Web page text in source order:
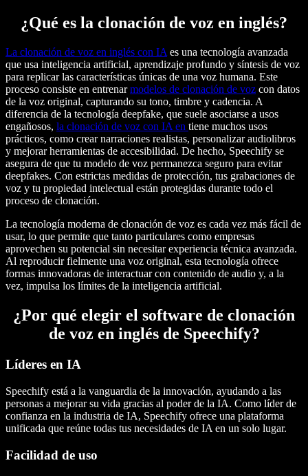
¿Qué es la clonación de voz en inglés?
La clonación de voz en inglés con IA es una tecnología avanzada
que usa inteligencia artificial, aprendizaje profundo y síntesis de voz
para replicar las características únicas de una voz humana. Este
proceso consiste en entrenarmodelos de clonación de voz con datos
de la voz original, capturando su tono, timbre y cadencia. A
diferencia de la tecnología deepfake, que suele asociarse a usos
engañosos, la clonación de voz con IA en tiene muchos usos
prácticos, como crear narraciones realistas, personalizar audiolibros
y mejorar herramientas de accesibilidad. De hecho, Speechify se
asegura de que tu modelo de voz permanezca seguro para evitar
deepfakes. Con estrictas medidas de protección, tus grabaciones de
voz y tu propiedad intelectual están protegidas durante todo el
proceso de clonación.
La tecnología moderna de clonación de voz es cada vez más fácil de
usar, lo que permite que tanto particulares como empresas
aprovechen su potencial sin necesitar experiencia técnica avanzada.
Al reproducir fielmente una voz original, esta tecnología ofrece
formas innovadoras de interactuar con contenido de audio y, a la
vez, impulsa los límites de la inteligencia artificial.
¿Por qué elegir el software de clonación
de voz en inglés de Speechify?
Líderes en IA
Speechify está a la vanguardia de la innovación, ayudando a las
personas a mejorar su vida gracias al poder de la IA. Como líder de
confianza en la industria de IA, Speechify ofrece una plataforma
unificada que reúne todas tus necesidades de IA en un solo lugar.
Facilidad de uso